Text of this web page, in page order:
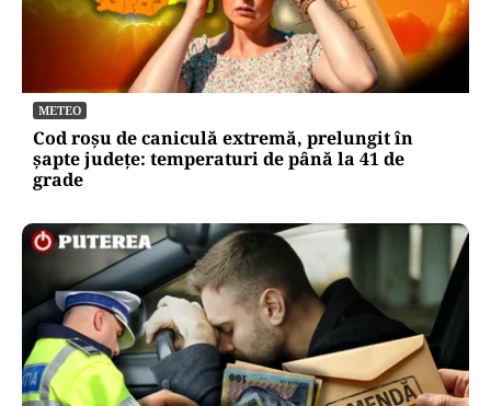
METEO
Cod roșu de caniculă extremă, prelungit în
șapte județe: temperaturi de până la 41 de
grade